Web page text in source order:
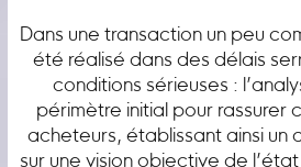
Dans une transaction un peu
été réalisé dans des délais
conditions sérieuses :
périmètre initial pour rassurer
acheteurs, établissant ainsi un
sur une vision objective de